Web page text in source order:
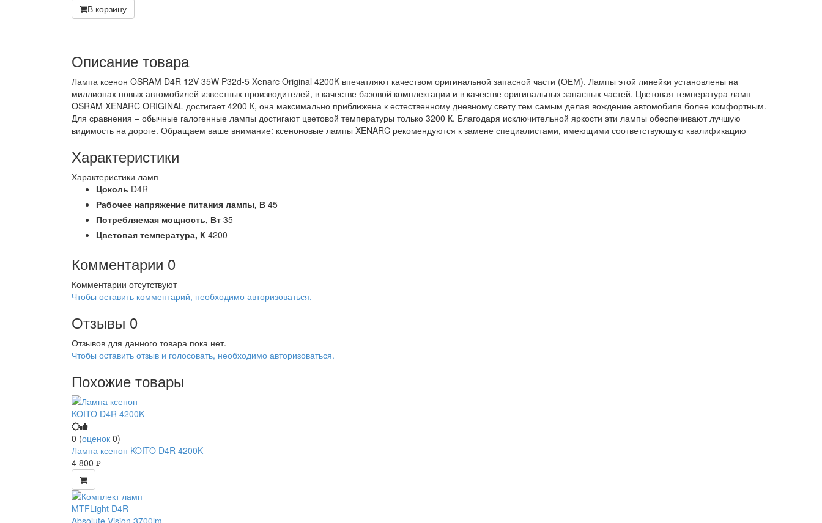
В корзину
Описание товара
Лампа ксенон OSRAM D4R 12V 35W P32d-5 Xenarc Original 4200K впечатляют качеством оригинальной запасной части (ОЕМ). Лампы этой линейки установлены на
миллионах новых автомобилей известных производителей, в качестве базовой комплектации и в качестве оригинальных запасных частей. Цветовая температура ламп
OSRAM XENARC ORIGINAL достигает 4200 К, она максимально приближена к естественному дневному свету тем самым делая вождение автомобиля более комфортным.
Для сравнения – обычные галогенные лампы достигают цветовой температуры только 3200 К. Благодаря исключительной яркости эти лампы обеспечивают лучшую
видимость на дороге. Обращаем ваше внимание: ксеноновые лампы XENARC рекомендуются к замене специалистами, имеющими соответствующую квалификацию
Характеристики
Характеристики ламп
Цоколь D4R
Рабочее напряжение питания лампы, В 45
Потребляемая мощность, Вт 35
Цветовая температура, К 4200
Комментарии 0
Комментарии отсутствуют
Чтобы оставить комментарий, необходимо авторизоваться.
Отзывы 0
Отзывов для данного товара пока нет.
Чтобы оcтавить отзыв и голосовать, необходимо авторизоваться.
Похожие товары
0 (оценок 0)
Лампа ксенон KOITO D4R 4200K
4 800 руб.